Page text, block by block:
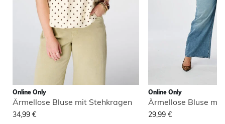
Online Only
Ärmellose Bluse mit Stehkragen
34,99 €
Online Only
Ärmellose Bluse
29,99 €